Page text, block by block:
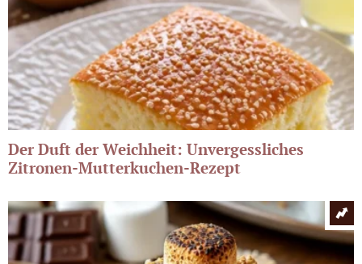
Der Duft der Weichheit: Unvergessliches
Zitronen-Mutterkuchen-Rezept